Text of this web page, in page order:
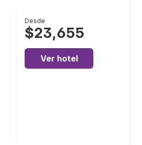
Desde
$23,655
Ver hotel